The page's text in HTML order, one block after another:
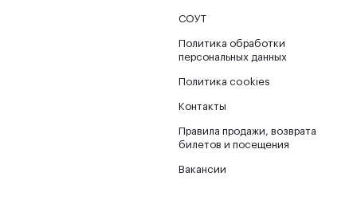
СОУТ
Политика обработки
персональных данных
Политика cookies
Контакты
Правила продажи, возврата
билетов и посещения
Вакансии